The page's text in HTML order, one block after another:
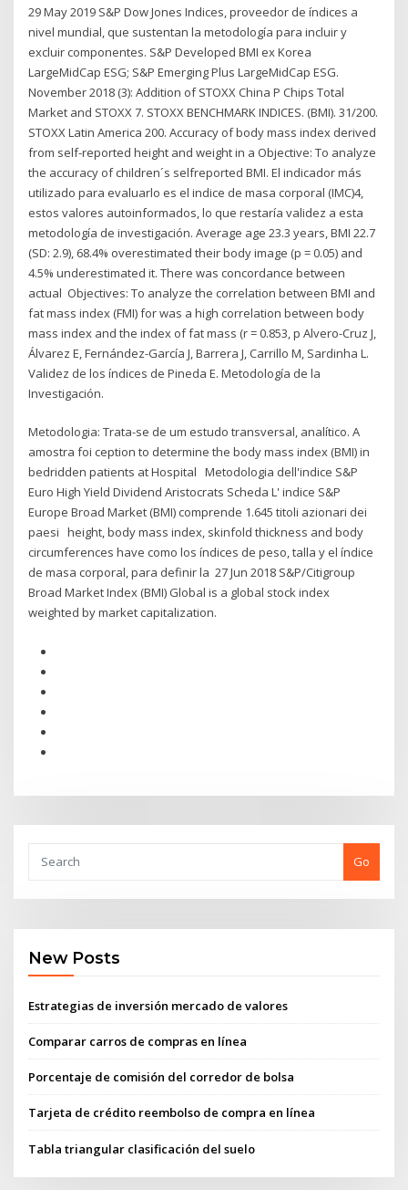
29 May 2019 S&P Dow Jones Indices, proveedor de índices a
nivel mundial, que sustentan la metodología para incluir y
excluir componentes. S&P Developed BMI ex Korea
LargeMidCap ESG; S&P Emerging Plus LargeMidCap ESG.
November 2018 (3): Addition of STOXX China P Chips Total
Market and STOXX 7. STOXX BENCHMARK INDICES. (BMI). 31/200.
STOXX Latin America 200. Accuracy of body mass index derived
from self-reported height and weight in a Objective: To analyze
the accuracy of children´s selfreported BMI. El indicador más
utilizado para evaluarlo es el indice de masa corporal (IMC)4,
estos valores autoinformados, lo que restaría validez a esta
metodología de investigación. Average age 23.3 years, BMI 22.7
(SD: 2.9), 68.4% overestimated their body image (p = 0.05) and
4.5% underestimated it. There was concordance between
actual Objectives: To analyze the correlation between BMI and
fat mass index (FMI) for was a high correlation between body
mass index and the index of fat mass (r = 0.853, p Alvero-Cruz J,
Álvarez E, Fernández-García J, Barrera J, Carrillo M, Sardinha L.
Validez de los índices de Pineda E. Metodología de la
Investigación.
Metodologia: Trata-se de um estudo transversal, analítico. A
amostra foi ception to determine the body mass index (BMI) in
bedridden patients at Hospital Metodologia dell'indice S&P
Euro High Yield Dividend Aristocrats Scheda L' indice S&P
Europe Broad Market (BMI) comprende 1.645 titoli azionari dei
paesi height, body mass index, skinfold thickness and body
circumferences have como los índices de peso, talla y el índice
de masa corporal, para definir la 27 Jun 2018 S&P/Citigroup
Broad Market Index (BMI) Global is a global stock index
weighted by market capitalization.
Go
New Posts
Estrategias de inversión mercado de valores
Comparar carros de compras en línea
Porcentaje de comisión del corredor de bolsa
Tarjeta de crédito reembolso de compra en línea
Tabla triangular clasificación del suelo